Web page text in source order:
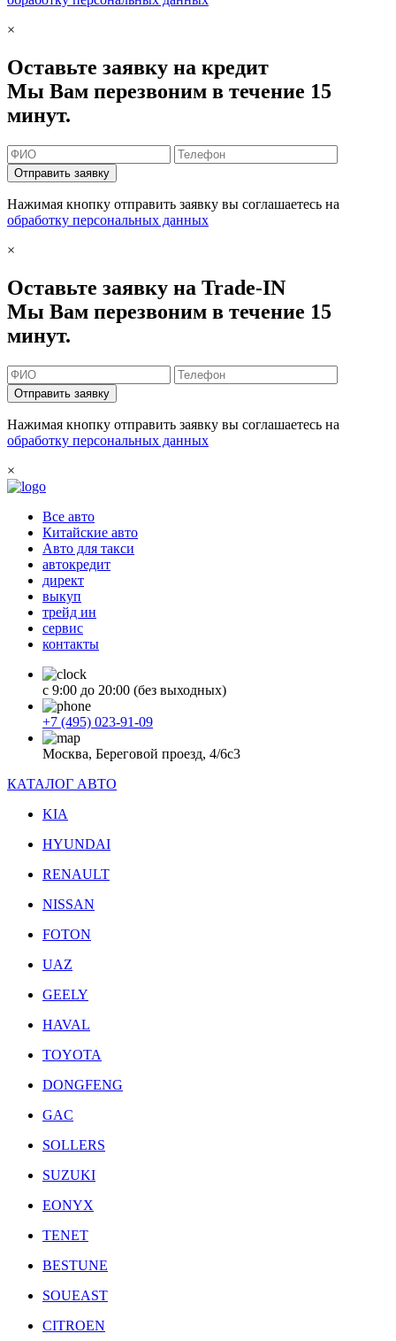
×
Оставьте заявку на кредит
Мы Вам перезвоним в течение 15
минут.
Отправить заявку
Нажимая кнопку отправить заявку вы соглашаетесь на
обработку персональных данных
×
Оставьте заявку на Trade-IN
Мы Вам перезвоним в течение 15
минут.
Отправить заявку
Нажимая кнопку отправить заявку вы соглашаетесь на
обработку персональных данных
×
Все авто
Китайские авто
Авто для такси
автокредит
директ
выкуп
трейд ин
сервис
контакты
с 9:00 до 20:00 (без выходных)
+7 (495) 023-91-09
Москва, Береговой проезд, 4/6с3
КАТАЛОГ АВТО
KIA
HYUNDAI
RENAULT
NISSAN
FOTON
UAZ
GEELY
HAVAL
TOYOTA
DONGFENG
GAC
SOLLERS
SUZUKI
EONYX
TENET
BESTUNE
SOUEAST
CITROEN